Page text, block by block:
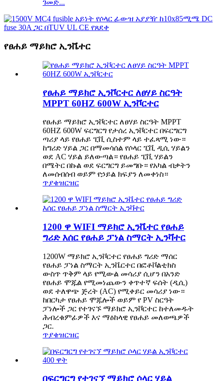
ገመድ...
የፀሐይ ማይክሮ ኢንቬተር
የፀሐይ ማይክሮ ኢንቮርተር ለፀሃይ ስርዓት
MPPT 60HZ 600W ኢንቮርተር
የፀሐይ ማይክሮ ኢንቮርተር ለፀሃይ ስርዓት MPPT
60HZ 600W ፍርግርግ የታሰረ ኢንቮርተር በፍርግርግ
ጣሪያ ላይ የፀሐይ ፒቪ ሲስተም ላይ ተፈጻሚ ነው።
ከግሪድ ሃይል ጋር በማመሳሰል የሶላር ፒቪ ዲሲ ሃይልን
ወደ AC ሃይል ይለውጣል። የፀሐይ ፒቪ ሃይልን
በሜትር በኩል ወደ ፍርግርግ ይመግቡ። የአካል ብቃትን
ለመሰብሰብ ወይም የኃይል ክፍያን ለመቀነስ።
ጥያቄዝርዝር
1200 ዋ WIFI ማይክሮ ኢንቬተር የፀሐይ
ግሪድ እሰር የፀሐይ ፓነል ስማርት ኢንቫተር
1200W ማይክሮ ኢንቮርተር የፀሐይ ግሪድ ማሰር
የፀሐይ ፓነል ስማርት ኢንቬርተር በፎቶቮልቲክስ
ውስጥ ጥቅም ላይ የሚውል መሳሪያ ሲሆን በአንድ
የፀሐይ ሞጁል የሚመነጨውን ቀጥተኛ ፍሰት (ዲሲ)
ወደ ተለዋጭ ጅረት (AC) የሚቀይር መሳሪያ ነው።
ከበርካታ የፀሐይ ሞጁሎች ወይም የ PV ስርዓት
ፓነሎች ጋር የተገናኙ ማይክሮ ኢንቮርተር ከተለመዱት
ሕብረቁምፊዎች እና ማዕከላዊ የፀሐይ መለወጫዎች
ጋር.
ጥያቄዝርዝር
በፍርግርግ የተገናኘ ማይክሮ ሶላር ሃይል